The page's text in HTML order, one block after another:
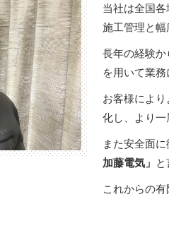
当社は全国
施工管理と
長年の経験
を用いて業
お客様によ
化し、より
また安全面
加藤電気」
これからの